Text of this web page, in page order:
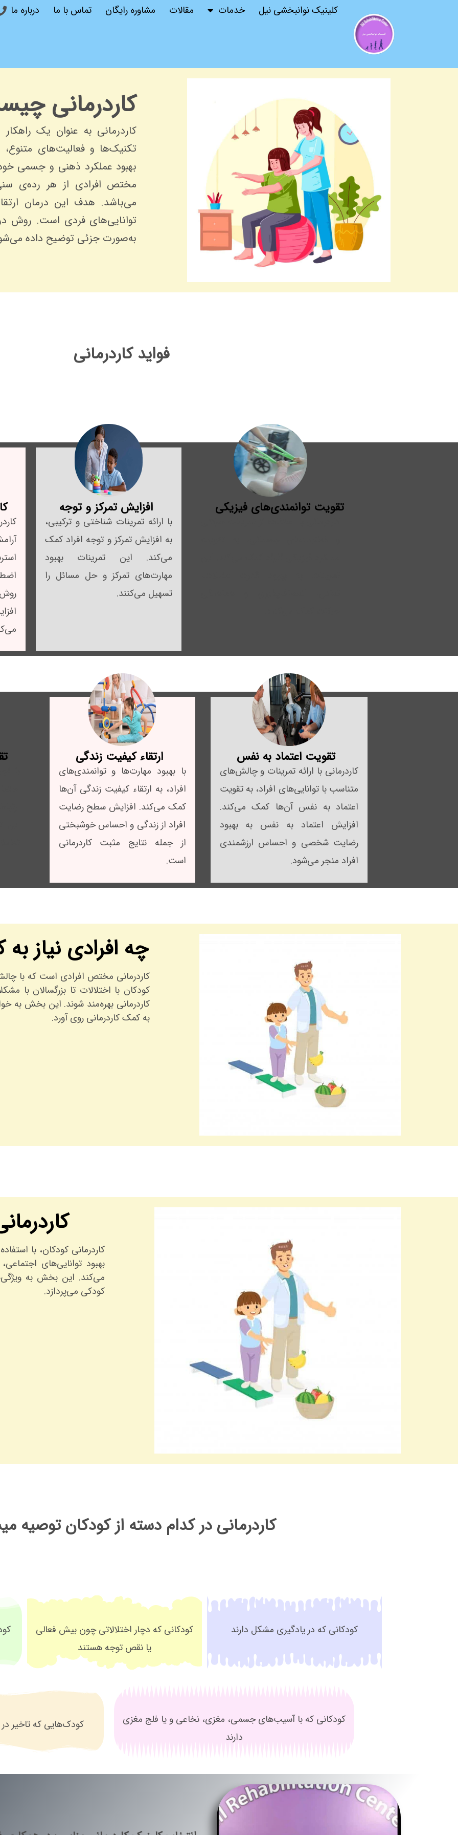
کلینیک نوانبخشی نیل خدمات مقالات مشاوره رایگان تماس با ما درباره ما
کاردرمانی
کاردرمانی به عنوان یک راهکار
تکنیک‌ها و فعالیت‌های
بهبود عملکرد ذهنی و جسمی
مختص افرادی از هر رده‌ی
می‌باشد. هدف این درمان
توانایی‌های فردی است. روش
به‌صورت جزئی توضیح داده
فواید کاردرمانی
تقویت توانمندی‌های فیزیکی افزایش تمرکز و توجه
با ارائه تمرینات شناختی و ترکیبی،
به افزایش تمرکز و توجه افراد کمک
می‌کند. این تمرینات بهبود
مهارت‌های تمرکز و حل مسائل را
تسهیل می‌کنند.
تقویت اعتماد به نفس
کاردرمانی با ارائه تمرینات و چالش‌های
متناسب با توانایی‌های افراد، به تقویت
اعتماد به نفس آن‌ها کمک می‌کند.
افزایش اعتماد به نفس به بهبود
رضایت شخصی و احساس ارزشمندی
افراد منجر می‌شود.
ارتقاء کیفیت زندگی
با بهبود مهارت‌ها و توانمندی‌های
افراد، به ارتقاء کیفیت زندگی آن‌ها
کمک می‌کند. افزایش سطح رضایت
افراد از زندگی و احساس خوشبختی
از جمله نتایج مثبت کاردرمانی
است.
چه افرادی نیاز به
کاردرمانی مختص افرادی است که با
کودکان با اختلالات تا بزرگسالان با
کاردرمانی بهره‌مند شوند. این بخش به
به کمک کاردرمانی روی آورد.
کاردرمانی کودکان، با
بهبود توانایی‌های
می‌کند. این بخش به
کودکی می‌پردازد.
کاردرمانی در کدام دسته از کودکان توصیه
کودکانی که در یادگیری مشکل دارند
کودکانی که دچار اختلالاتی چون بیش فعالی
یا نقص توجه هستند
کودکانی که با آسیب‌های جسمی، مغزی، نخاعی و یا فلج مغزی
دارند
کودک‌هایی که تاخیر